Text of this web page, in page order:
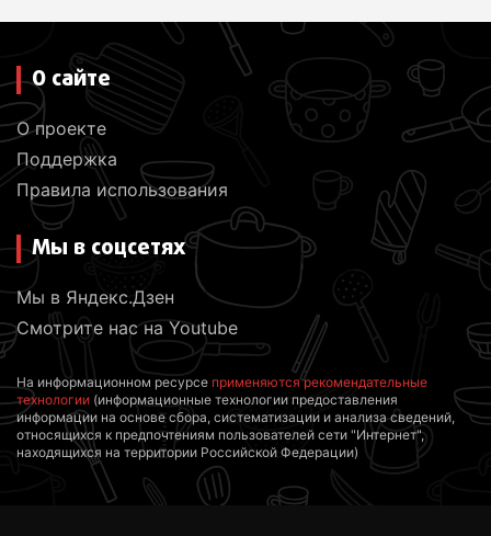
О сайте
О проекте
Поддержка
Правила использования
Мы в соцсетях
Мы в Яндекс.Дзен
Смотрите нас на Youtube
На информационном ресурсе применяются рекомендательные
технологии (информационные технологии предоставления
информации на основе сбора, систематизации и анализа сведений,
относящихся к предпочтениям пользователей сети "Интернет",
находящихся на территории Российской Федерации)